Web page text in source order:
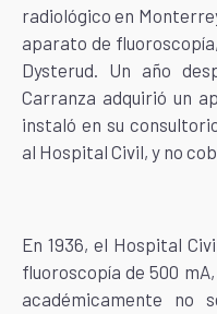
radiológico en
aparato de
Dysterud. Un año
Carranza adquirió un
instaló en su
al Hospital Civil, y no
En 1936, el Hospital
fluoroscopía de 500
académicamente no